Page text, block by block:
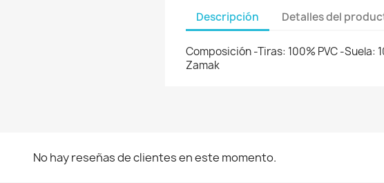
Descripción Detalles del
Composición -Tiras: 100% PVC -Suela:
Zamak
No hay reseñas de clientes en este momento.